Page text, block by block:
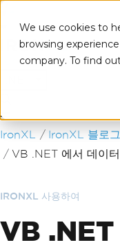
We use cookies to
browsing
company. To find
푸터 콘텐츠로 바로가기
IronXL IronXL 블로그
VB .NET 에서 데이
IRONXL 사용하여
VB .NET